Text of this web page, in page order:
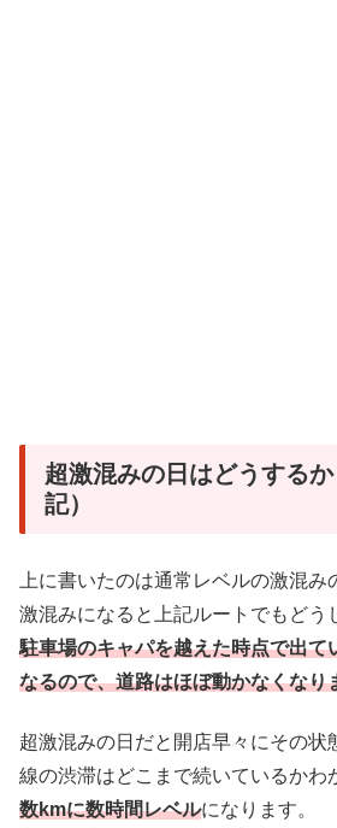
超激混みの日はどうする
記）
上に書いたのは通常レベルの激混み
激混みになると上記ルートでもどう
駐車場のキャパを越えた時点で出て
なるので、道路はほぼ動かなくなり
超激混みの日だと開店早々にその状
線の渋滞はどこまで続いているかわ
数kmに数時間レベルになります。